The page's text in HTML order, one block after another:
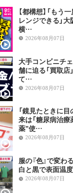
【都構想】「もう
レンジできる」
横…
2026年08月07日
大手コンビニチ
舗に迫る「買取
て…
2026年08月07日
「鏡見たときに
来は「糖尿病治療
薬”使…
2026年08月07日
服の『色』で変
白と黒で表面温
2026年08月07日